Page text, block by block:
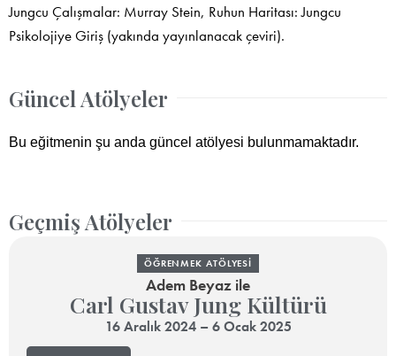
Jungcu Çalışmalar: Murray Stein, Ruhun Haritası: Jungcu
Psikolojiye Giriş (yakında yayınlanacak çeviri).
Güncel Atölyeler
Bu eğitmenin şu anda güncel atölyesi bulunmamaktadır.
Geçmiş Atölyeler
ÖĞRENMEK ATÖLYESI
Adem Beyaz ile
Carl Gustav Jung Kültürü
16 Aralık 2024 – 6 Ocak 2025